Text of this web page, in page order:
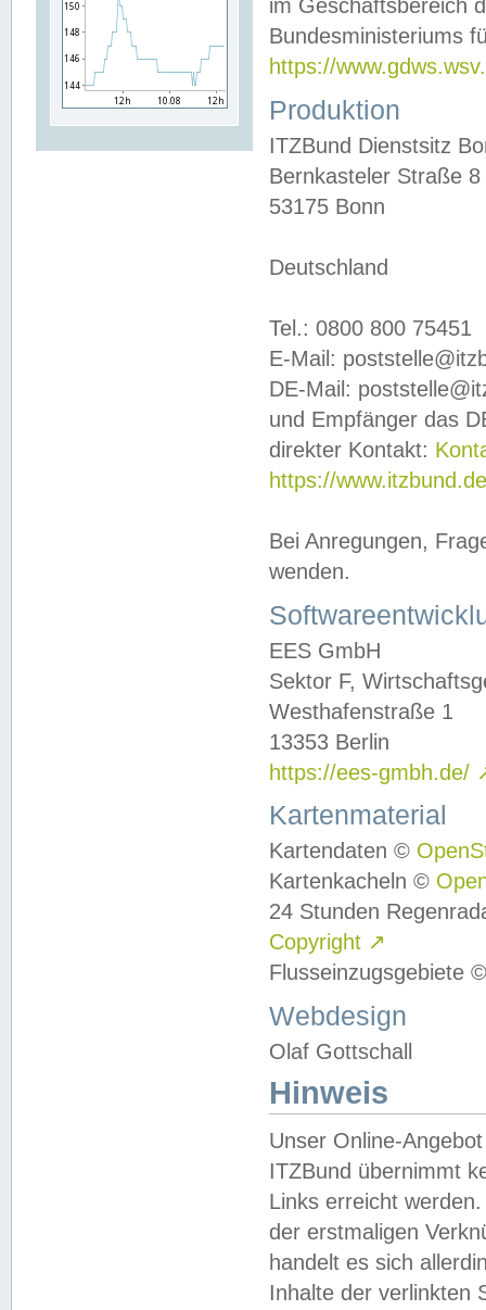
im Geschäftsbereich
Bundesministeriums
https://
Produktion
ITZBund Dienstsitz
Bernkasteler Straße 8
53175 Bonn
Deutschland
Tel.: 0800 800 75451
E-Mail:
DE-Mail:
und Empfänger das
direkter Kontakt:
https://
Bei Anregungen,
wenden.
EES GmbH
Sektor F,
Westhafenstraße 1
13353 Berlin
https://ees-gmbh.de/
Kartenmaterial
Kartendaten ©
Kartenkacheln ©
24 Stunden
Copyright ↗
Flusseinzugsgebiete
Webdesign
Olaf Gottschall
Hinweis
Unser Online-
ITZBund übernimmt
Links erreicht
der erstmaligen
handelt es sich
Inhalte der verlinkten